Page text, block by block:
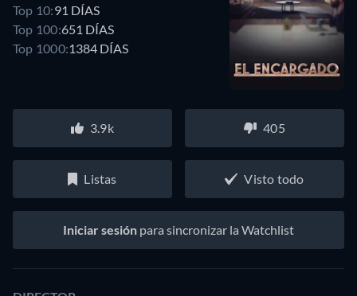
Top 10:91 DÍAS
Top 100:651 DÍAS
Top 1000:1384 DÍAS
3.9k 405
Listas Visto todo
Iniciar sesión para sincronizar la Watchlist